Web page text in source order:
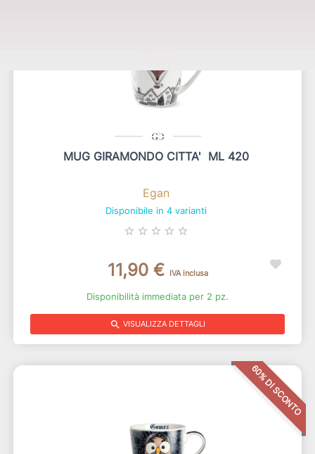
MUG GIRAMONDO CITTA' ML 420
Egan
Disponibile in 4 varianti
star_border star_border star_border star_border star_border
11,90 € IVA inclusa
Disponibilità immediata per 2 pz.
search VISUALIZZA DETTAGLI
60% DI SCONTO